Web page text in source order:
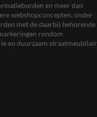
en meer dan
webshopconcepten, onder
met de daarbij behorende
rondom
en duurzaam straatmeubilair